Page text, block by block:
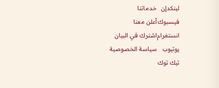
لينكدإن
فيسبوك
انستغرام
يوتيوب
تيك توك
خدماتنا
أعلن معنا
اشترك في البيان
سياسة الخصوصية